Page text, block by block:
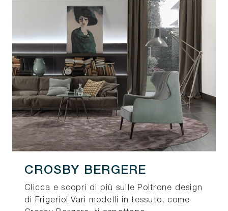
CROSBY BERGERE
Clicca e scopri di più sulle Poltrone design
di Frigerio! Vari modelli in tessuto, come